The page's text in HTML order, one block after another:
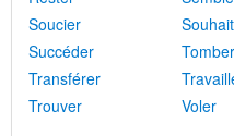
Soucier
Succéder
Tomber
Transférer
Trouver
Voler